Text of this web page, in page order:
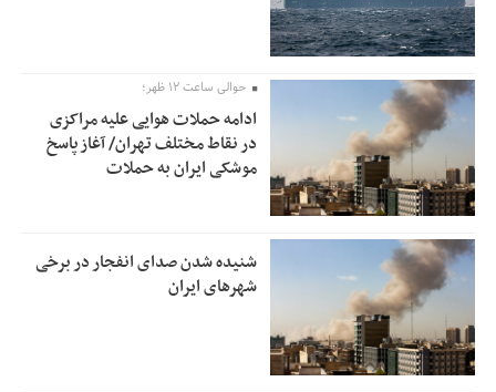
حوالی ساعت ۱۲ ظهر؛
ادامه حملات هوایی علیه مراکزی
در نقاط مختلف تهران/ آغاز پاسخ
موشکی ایران به حملات
شنیده شدن صدای انفجار در برخی
شهرهای ایران